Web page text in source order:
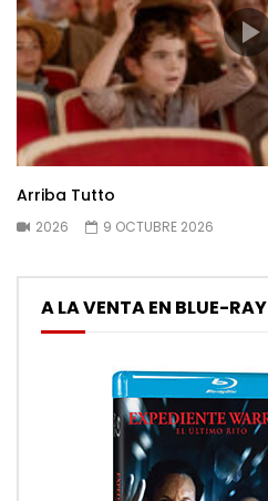
Arriba Tutto
2026 9 OCTUBRE 2026
A LA VENTA EN BLUE-RAY